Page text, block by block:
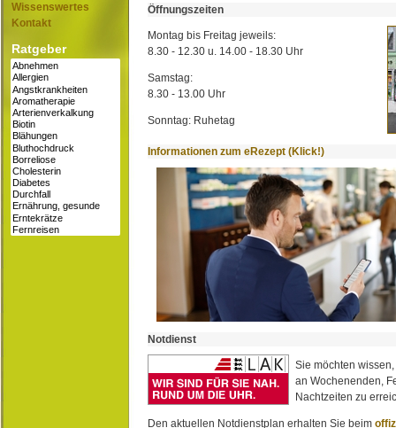
Wissenswertes
Kontakt
Ratgeber
Öffnungszeiten
Montag bis Freitag jeweils:
8.30 - 12.30 u. 14.00 - 18.30 Uhr
Samstag:
8.30 - 13.00 Uhr
Sonntag: Ruhetag
Informationen zum eRezept (Klick!)
Notdienst
Sie möchten
an Wochenenden,
Nachtzeiten zu
Den aktuellen Notdienstplan erhalten Sie beim